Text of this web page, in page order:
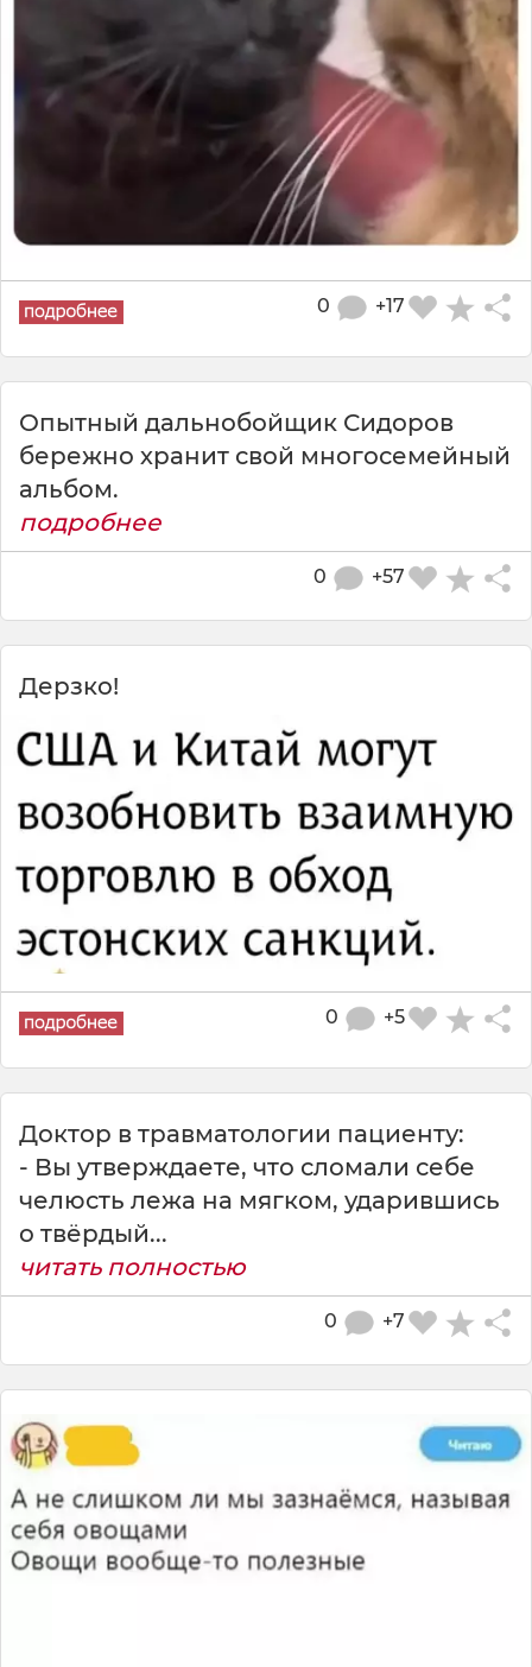
+17
0
Опытный дальнобойщик Сидоров
бережно хранит свой многосемейный
альбом.
подробнее
+57
0
Дерзко!
+5
0
Доктор в травматологии пациенту:
- Вы утверждаете, что сломали себе
челюсть лежа на мягком, ударившись
о твёрдый...
читать полностью
+7
0